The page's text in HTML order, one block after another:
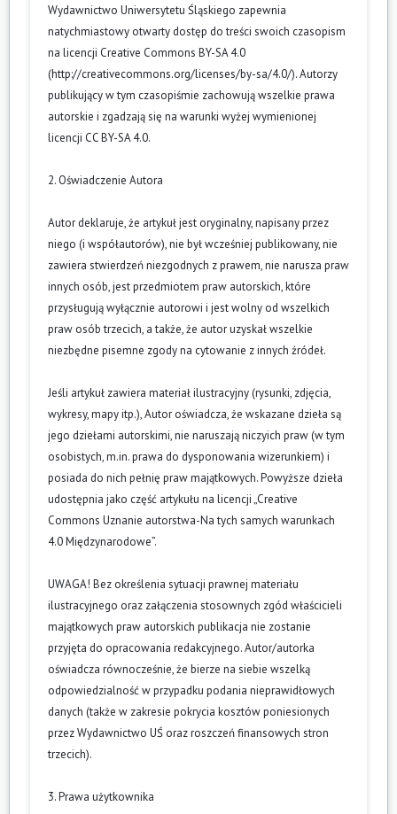
Wydawnictwo Uniwersytetu Śląskiego zapewnia
natychmiastowy otwarty dostęp do treści swoich czasopism
na licencji Creative Commons BY-SA 4.0
(http://creativecommons.org/licenses/by-sa/4.0/). Autorzy
publikujący w tym czasopiśmie zachowują wszelkie prawa
autorskie i zgadzają się na warunki wyżej wymienionej
licencji CC BY-SA 4.0.
2. Oświadczenie Autora
Autor deklaruje, że artykuł jest oryginalny, napisany przez
niego (i współautorów), nie był wcześniej publikowany, nie
zawiera stwierdzeń niezgodnych z prawem, nie narusza praw
innych osób, jest przedmiotem praw autorskich, które
przysługują wyłącznie autorowi i jest wolny od wszelkich
praw osób trzecich, a także, że autor uzyskał wszelkie
niezbędne pisemne zgody na cytowanie z innych źródeł.
Jeśli artykuł zawiera materiał ilustracyjny (rysunki, zdjęcia,
wykresy, mapy itp.), Autor oświadcza, że wskazane dzieła są
jego dziełami autorskimi, nie naruszają niczyich praw (w tym
osobistych, m.in. prawa do dysponowania wizerunkiem) i
posiada do nich pełnię praw majątkowych. Powyższe dzieła
udostępnia jako część artykułu na licencji „Creative
Commons Uznanie autorstwa-Na tych samych warunkach
4.0 Międzynarodowe”.
UWAGA! Bez określenia sytuacji prawnej materiału
ilustracyjnego oraz załączenia stosownych zgód właścicieli
majątkowych praw autorskich publikacja nie zostanie
przyjęta do opracowania redakcyjnego. Autor/autorka
oświadcza równocześnie, że bierze na siebie wszelką
odpowiedzialność w przypadku podania nieprawidłowych
danych (także w zakresie pokrycia kosztów poniesionych
przez Wydawnictwo UŚ oraz roszczeń finansowych stron
trzecich).
3. Prawa użytkownika